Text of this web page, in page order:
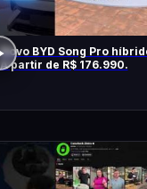
Novo BYD Song Pro
A partir de R$ 176.990.